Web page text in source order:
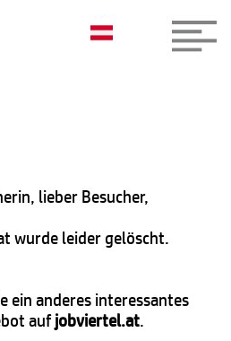
lieber Besucher,
wurde leider gelöscht.
ein anderes interessantes
aufjobviertel.at.